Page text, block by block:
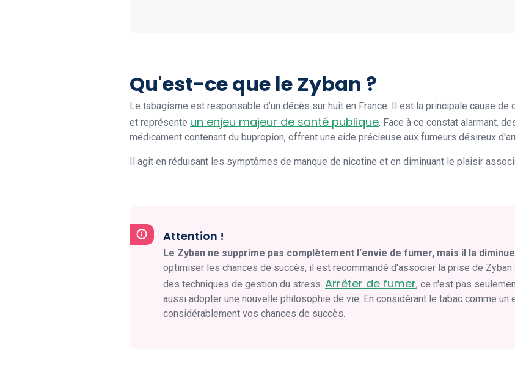
Qu'est-ce que le Zyban ?
Le tabagisme est responsable d’un décès sur huit en France. Il est la principale cause de
et représente un enjeu majeur de santé publique . Face à ce constat alarmant,
médicament contenant du bupropion, offrent une aide précieuse aux fumeurs désireux
Il agit en réduisant les symptômes de manque de nicotine et en diminuant le plaisir
Attention !
Le Zyban ne supprime pas complètement l'envie de fumer, mais il la
optimiser les chances de succès, il est recommandé d'associer la prise de
des techniques de gestion du stress. Arrêter de fumer, ce n'est pas
aussi adopter une nouvelle philosophie de vie. En considérant le tabac comme un
considérablement vos chances de succès.